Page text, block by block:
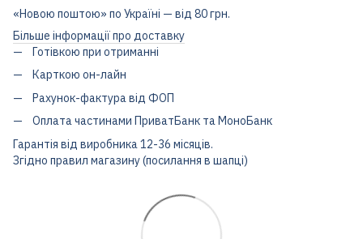
«Новою поштою» по Україні — від 80 грн.
Більше інформації про доставку
Готівкою при отриманні
Карткою он-лайн
Рахунок-фактура від ФОП
Оплата частинами ПриватБанк та МоноБанк
Гарантія від виробника 12-36 місяців.
Згідно правил магазину (посилання в шапці)